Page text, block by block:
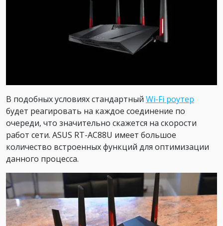
В подобных условиях стандартный Wi-Fi роутер
будет реагировать на каждое соединение по
очереди, что значительно скажется на скорости
работ сети. ASUS RT-AC88U имеет большое
количество встроенных функций для оптимизации
данного процесса.